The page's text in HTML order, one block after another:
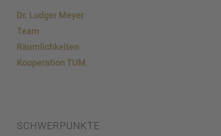
Dr. Ludger Meyer
Team
Räumlich­kei­ten
Koope­ra­tion TUM
SCHWER­PUNKTE